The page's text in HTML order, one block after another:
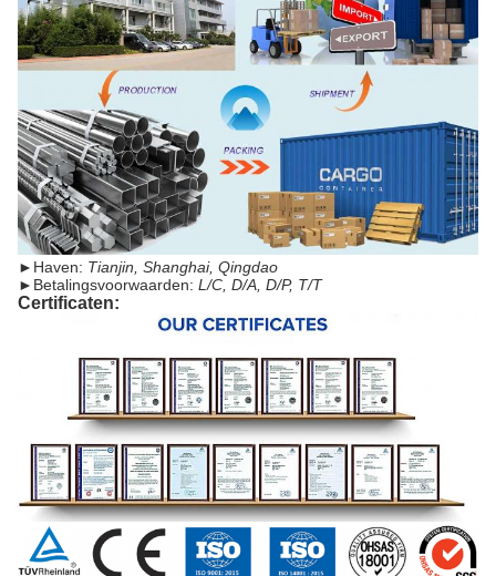
► Haven: Tianjin, Shanghai, Qingdao
► Betalingsvoorwaarden: L/C, D/A, D/P, T/T
Certificaten: